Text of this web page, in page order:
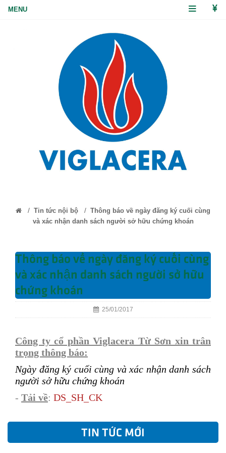
/ Tin tức nội bộ / Thông báo về ngày đăng ký cuối cùng
và xác nhận danh sách người sở hữu chứng khoán
Thông báo về ngày đăng ký cuối cùng
và xác nhận danh sách người sở hữu
chứng khoán
25/01/2017
Công ty cổ phần Viglacera Từ Sơn xin trân
trọng thông báo:
Ngày đăng ký cuối cùng và xác nhận danh sách
người sở hữu chứng khoán
- Tải về: DS_SH_CK
TIN TỨC MỚI